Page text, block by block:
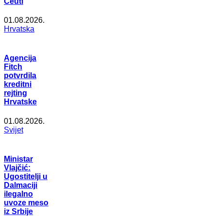
01.08.2026.
Hrvatska
Agencija
Fitch
potvrdila
kreditni
rejting
Hrvatske
01.08.2026.
Svijet
Ministar
Vlajčić:
Ugostitelji u
Dalmaciji
ilegalno
uvoze meso
iz Srbije